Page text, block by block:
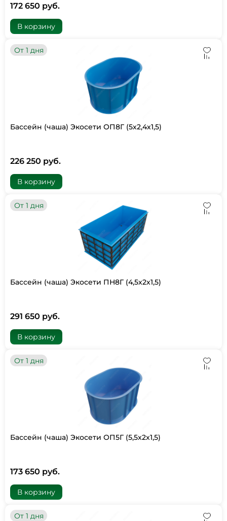
172 650 руб.
В корзину
От 1 дня
Бассейн (чаша) Экосети ОП8Г (5х2,4х1,5)
226 250 руб.
В корзину
От 1 дня
Бассейн (чаша) Экосети ПН8Г (4,5х2х1,5)
291 650 руб.
В корзину
От 1 дня
Бассейн (чаша) Экосети ОП5Г (5,5х2х1,5)
173 650 руб.
В корзину
От 1 дня